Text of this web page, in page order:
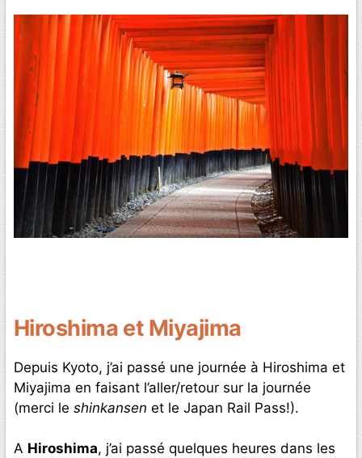
Hiroshima et Miyajima
Depuis Kyoto, j’ai passé une journée à Hiroshima et
Miyajima en faisant l’aller/retour sur la journée
(merci le shinkansen et le Japan Rail Pass!).
A Hiroshima, j’ai passé quelques heures dans les